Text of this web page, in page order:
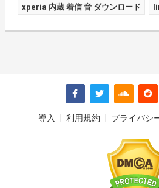
xperia 内蔵 着信 音 ダウンロード
導入 利用規約 プライバシ